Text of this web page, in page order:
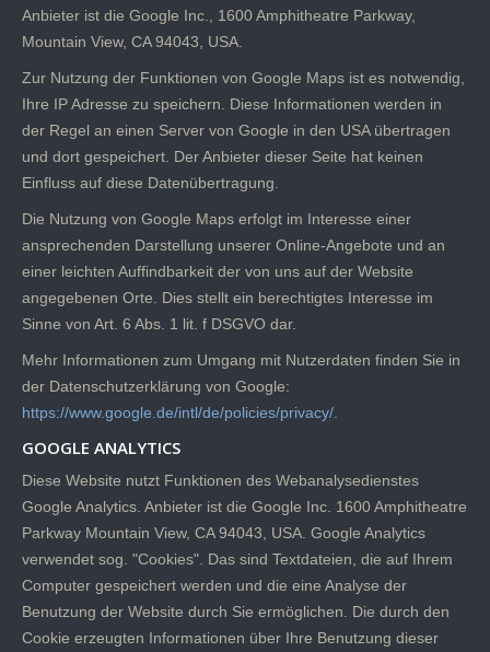
Anbieter ist die Google Inc., 1600 Amphitheatre Parkway,
Mountain View, CA 94043, USA.
Zur Nutzung der Funktionen von Google Maps ist es notwendig,
Ihre IP Adresse zu speichern. Diese Informationen werden in
der Regel an einen Server von Google in den USA übertragen
und dort gespeichert. Der Anbieter dieser Seite hat keinen
Einfluss auf diese Datenübertragung.
Die Nutzung von Google Maps erfolgt im Interesse einer
ansprechenden Darstellung unserer Online-Angebote und an
einer leichten Auffindbarkeit der von uns auf der Website
angegebenen Orte. Dies stellt ein berechtigtes Interesse im
Sinne von Art. 6 Abs. 1 lit. f DSGVO dar.
Mehr Informationen zum Umgang mit Nutzerdaten finden Sie in
der Datenschutzerklärung von Google:
https://www.google.de/intl/de/policies/privacy/
GOOGLE ANALYTICS
Diese Website nutzt Funktionen des Webanalysedienstes
Google Analytics. Anbieter ist die Google Inc. 1600 Amphitheatre
Parkway Mountain View, CA 94043, USA. Google Analytics
verwendet sog. "Cookies". Das sind Textdateien, die auf Ihrem
Computer gespeichert werden und die eine Analyse der
Benutzung der Website durch Sie ermöglichen. Die durch den
Cookie erzeugten Informationen über Ihre Benutzung dieser